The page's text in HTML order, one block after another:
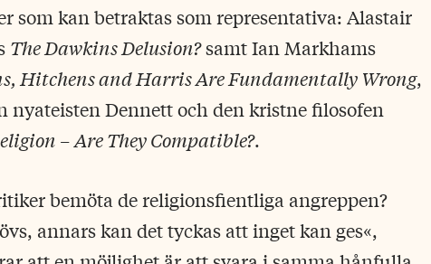
som kan betraktas som representativa: Alastair
The Dawkins Delusion?samt Ian Markhams
Hitchens and Harris Are Fundamentally Wrong,
nyateisten Dennett och den kristne filosofen
– Are They Compatible?.
bemöta de religionsfientliga angreppen?
annars kan det tyckas att inget kan ges«,